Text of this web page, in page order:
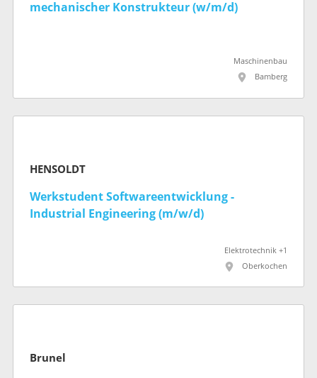
mechanischer Konstrukteur (w/m/d)
Maschinenbau
Bamberg
HENSOLDT
Werkstudent Softwareentwicklung -
Industrial Engineering (m/w/d)
Elektrotechnik +1
Oberkochen
Brunel